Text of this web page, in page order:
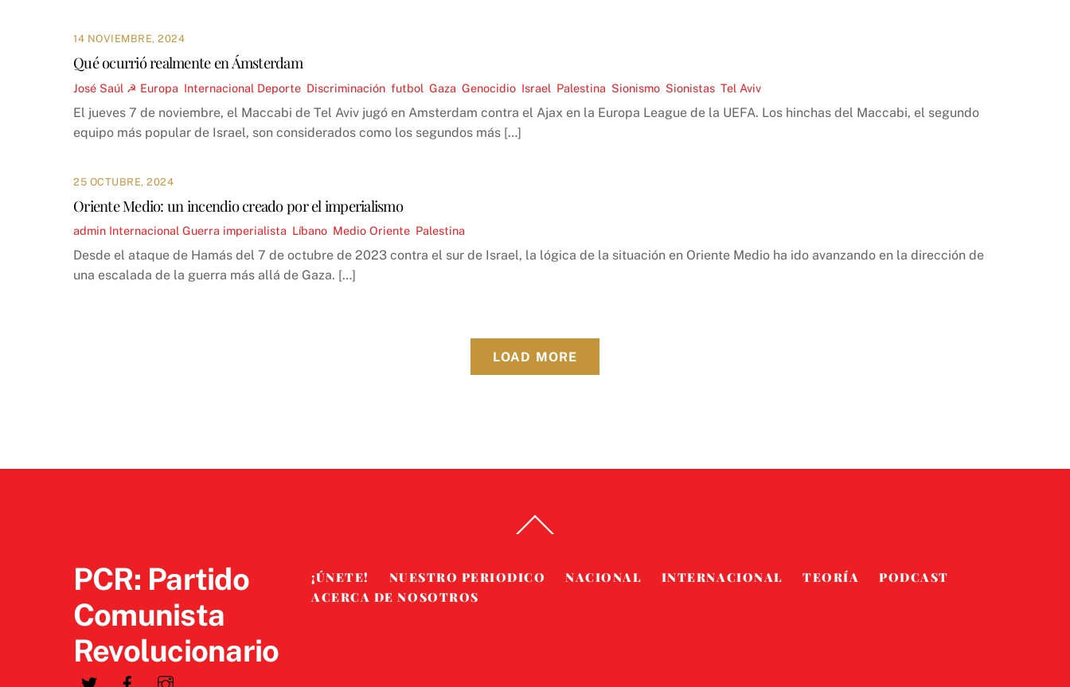
14 NOVIEMBRE, 2024
Qué ocurrió realmente en Ámsterdam
José Saúl ☭ Europa Internacional Deporte Discriminación futbol Gaza Genocidio Israel Palestina Sionismo Sionistas Tel Aviv
El jueves 7 de noviembre, el Maccabi de Tel Aviv jugó en Amsterdam contra el Ajax en la Europa League de la UEFA. Los hinchas del Maccabi, el segundo
equipo más popular de Israel, son considerados como los segundos más […]
25 OCTUBRE, 2024
Oriente Medio: un incendio creado por el imperialismo
admin Internacional Guerra imperialista Líbano Medio Oriente Palestina
Desde el ataque de Hamás del 7 de octubre de 2023 contra el sur de Israel, la lógica de la situación en Oriente Medio ha ido avanzando en la dirección de
una escalada de la guerra más allá de Gaza. […]
LOAD MORE
To
PCR: Partido
Comunista
Revolucionario
¡ÚNETE! NUESTRO PERIODICO NACIONAL INTERNACIONAL TEORÍA
PODCAST
ACERCA DE NOSOTROS